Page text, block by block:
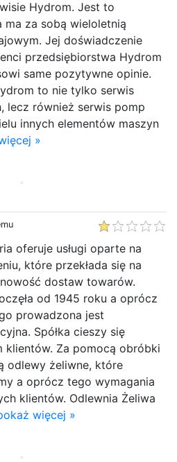
Hydrom. Jest to
za sobą wieloletnią
Jej doświadczenie
przedsiębiorstwa Hydrom
same pozytywne opinie.
to nie tylko serwis
lecz również serwis pomp
innych elementów maszyn
»
oferuje usługi oparte na
które przekłada się na
dostaw towarów.
od 1945 roku a oprócz
prowadzona jest
Spółka cieszy się
klientów. Za pomocą obróbki
odlewy żeliwne, które
a oprócz tego wymagania
klientów. Odlewnia Żeliwa
więcej »